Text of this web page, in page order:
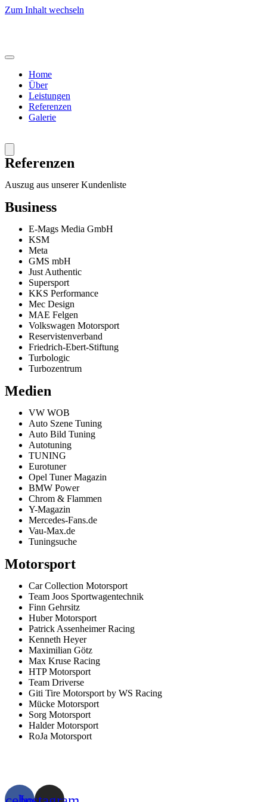
Zum Inhalt wechseln
Home
Über
Leistungen
Referenzen
Galerie
Referenzen
Auszug aus unserer Kundenliste
Business
E-Mags Media GmbH
KSM
Meta
GMS mbH
Just Authentic
Supersport
KKS Performance
Mec Design
MAE Felgen
Volkswagen Motorsport
Reservistenverband
Friedrich-Ebert-Stiftung
Turbologic
Turbozentrum
Medien
VW WOB
Auto Szene Tuning
Auto Bild Tuning
Autotuning
TUNING
Eurotuner
Opel Tuner Magazin
BMW Power
Chrom & Flammen
Y-Magazin
Mercedes-Fans.de
Vau-Max.de
Tuningsuche
Motorsport
Car Collection Motorsport
Team Joos Sportwagentechnik
Finn Gehrsitz
Huber Motorsport
Patrick Assenheimer Racing
Kenneth Heyer
Maximilian Götz
Max Kruse Racing
HTP Motorsport
Team Driverse
Giti Tire Motorsport by WS Racing
Mücke Motorsport
Sorg Motorsport
Halder Motorsport
RoJa Motorsport